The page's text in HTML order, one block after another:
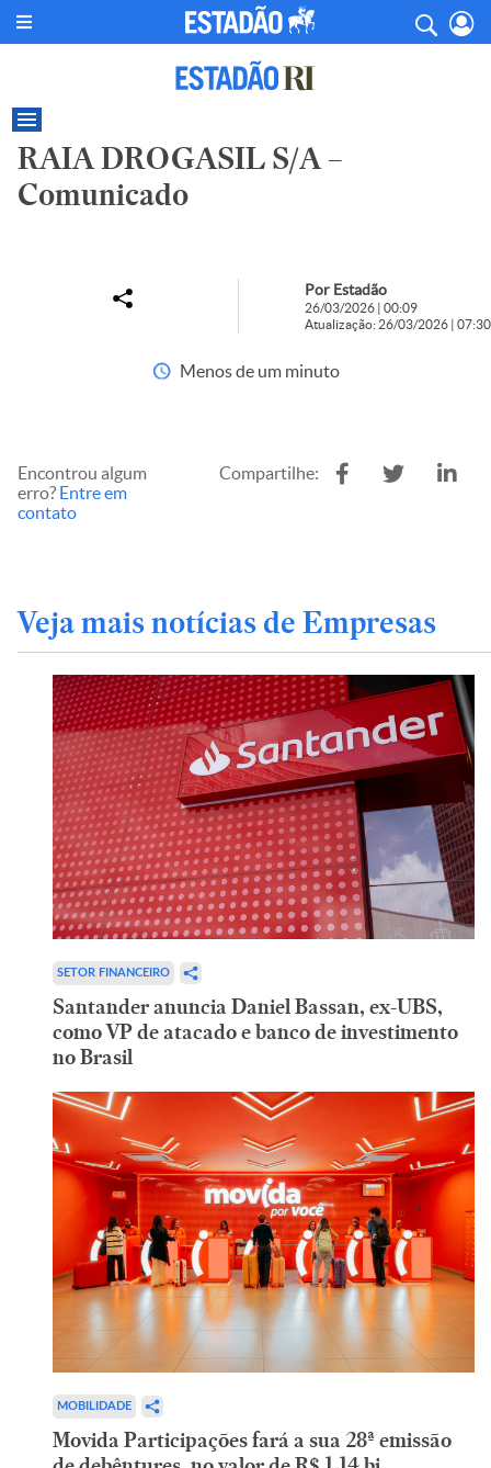
RAIA DROGASIL S/A –
Comunicado
Por Estadão
26/03/2026 | 00:09
Atualização: 26/03/2026 | 07:30
Menos de um minuto
Encontrou algum
erro? Entre em
contato
Compartilhe:
Veja mais notícias de Empresas
SETOR FINANCEIRO
Santander anuncia Daniel Bassan, ex-UBS,
como VP de atacado e banco de investimento
no Brasil
MOBILIDADE
Movida Participações fará a sua 28ª emissão